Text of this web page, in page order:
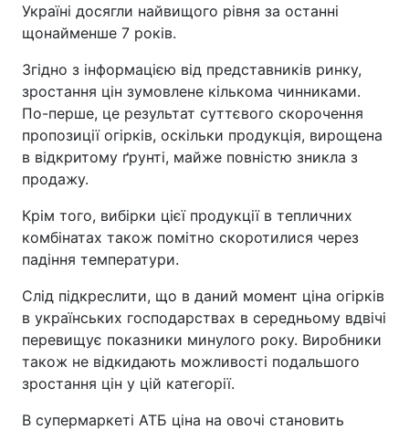
Україні досягли найвищого рівня за останні
щонайменше 7 років.
Згідно з інформацією від представників ринку,
зростання цін зумовлене кількома чинниками.
По-перше, це результат суттєвого скорочення
пропозиції огірків, оскільки продукція, вирощена
в відкритому ґрунті, майже повністю зникла з
продажу.
Крім того, вибірки цієї продукції в тепличних
комбінатах також помітно скоротилися через
падіння температури.
Слід підкреслити, що в даний момент ціна огірків
в українських господарствах в середньому вдвічі
перевищує показники минулого року. Виробники
також не відкидають можливості подальшого
зростання цін у цій категорії.
В супермаркеті АТБ ціна на овочі становить